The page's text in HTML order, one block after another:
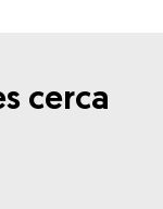
cerca